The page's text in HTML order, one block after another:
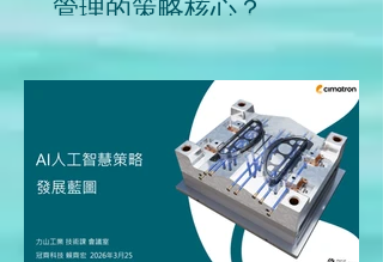
管理的策略核心？